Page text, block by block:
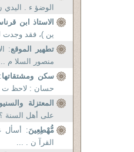
الوضؤ ء .
الاستاذ ابن
ين )، فقد وجدت
تطهير الموقع:
منصور السلا م
سكن ومشتقاتها
حسان : لاحظ ت
المعتزلة
على أهل السنة
مُّهْطِعِينَ: أسأل
القرآ ن . ...